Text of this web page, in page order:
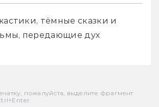
тёмные сказки и
передающие дух
пожалуйста, выделите фрагмент